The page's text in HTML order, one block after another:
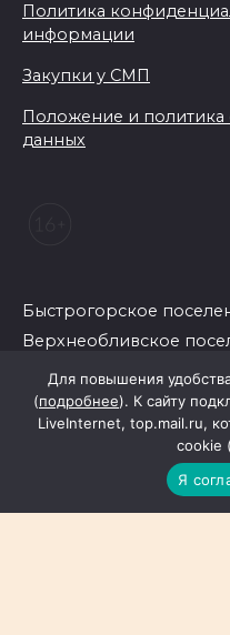
Политика
информации
Закупки у СМП
Положение и политика
данных
Быстрогорское
Верхнеобливское
Ермаковское поселение
Жирновское
Зазерское поселение
Ковылкинское
Михайловское
Скосырское поселение
Для повышения
(подробнее). К сайту
LiveInternet, top.mail.ru,
cookie (
Я